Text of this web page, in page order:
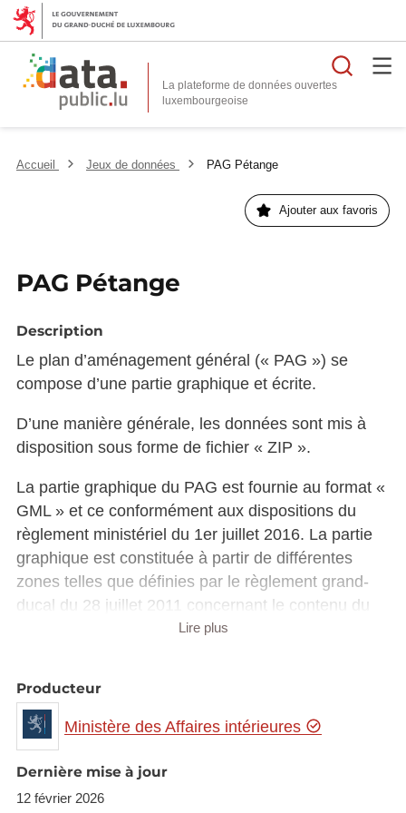
La plateforme de données ouvertes
Accueil Jeux de données PAG Pétange
Ajouter aux favoris
PAG Pétange
Description
Le plan d’aménagement général (« PAG ») se
compose d’une partie graphique et écrite.
D’une manière générale, les données sont mis à
disposition sous forme de fichier « ZIP ».
La partie graphique du PAG est fournie au format «
GML » et ce conformément aux dispositions du
règlement ministériel du 1er juillet 2016. La partie
graphique est constituée à partir de différentes
zones telles que définies par le règlement grand-
ducal du 28 juillet 2011 concernant le contenu du
plan d’aménagement général d’une commune.
format « DOCX ».
Les schémas directeurs couvrant l’ensemble des
zones soumises à l’élaboration d’un plan
d’aménagement particulier „nouveau quartier“ sont
également mis à disposition tout comme les plans
Lire plus
Producteur
Ministère des Affaires intérieures
Dernière mise à jour
12 février 2026